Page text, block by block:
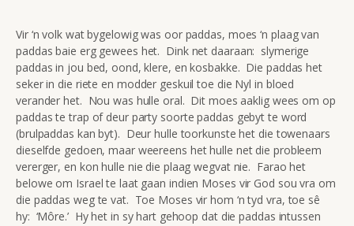
Vir ‘n volk wat bygelowig was oor paddas, moes ‘n plaag van
paddas baie erg gewees het. Dink net daaraan: slymerige
paddas in jou bed, oond, klere, en kosbakke. Die paddas het
seker in die riete en modder geskuil toe die Nyl in bloed
verander het. Nou was hulle oral. Dit moes aaklig wees om op
paddas te trap of deur party soorte paddas gebyt te word
(brulpaddas kan byt). Deur hulle toorkunste het die towenaars
dieselfde gedoen, maar weereens het hulle net die probleem
vererger, en kon hulle nie die plaag wegvat nie. Farao het
belowe om Israel te laat gaan indien Moses vir God sou vra om
die paddas weg te vat. Toe Moses vir hom ‘n tyd vra, toe sê
hy: ‘Môre.’ Hy het in sy hart gehoop dat die paddas intussen